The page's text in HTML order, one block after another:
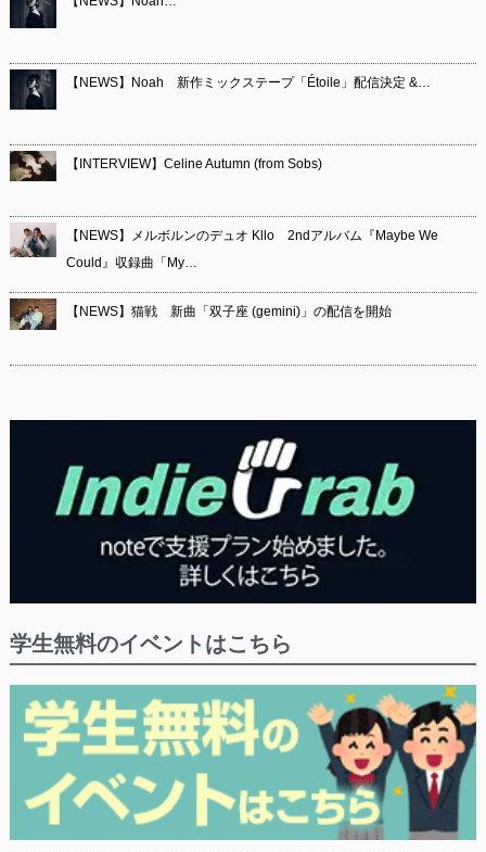
【NEWS】Noah 新作ミックステープ「Étoile」配信決定 &…
【INTERVIEW】Celine Autumn (from Sobs)
【NEWS】メルボルンのデュオ Kllo 2ndアルバム『Maybe We
Could』収録曲「My…
【NEWS】猫戦 新曲「双子座 (gemini)」の配信を開始
学生無料のイベントはこちら